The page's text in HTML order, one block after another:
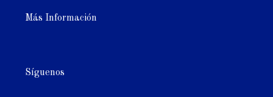
Más Información
Síguenos